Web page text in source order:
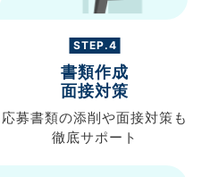
STEP.4
書類作成
面接対策
応募書類の添削や面接対策も
徹底サポート